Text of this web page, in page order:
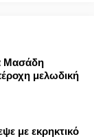
Μασάδη
μελωδική
με εκρηκτικό